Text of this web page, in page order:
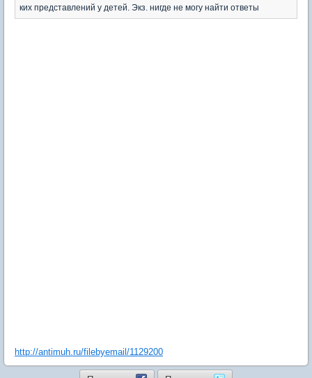
ких представлений у детей. Экз. нигде не могу найти ответы
http://antimuh.ru/filebyemail/1129200